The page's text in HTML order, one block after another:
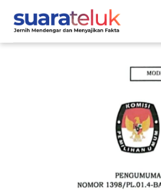
content